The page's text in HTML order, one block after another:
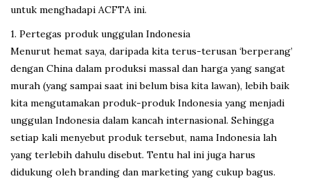
untuk menghadapi ACFTA ini.
1. Pertegas produk unggulan Indonesia
Menurut hemat saya, daripada kita terus-terusan ‘berperang’
dengan China dalam produksi massal dan harga yang sangat
murah (yang sampai saat ini belum bisa kita lawan), lebih baik
kita mengutamakan produk-produk Indonesia yang menjadi
unggulan Indonesia dalam kancah internasional. Sehingga
setiap kali menyebut produk tersebut, nama Indonesia lah
yang terlebih dahulu disebut. Tentu hal ini juga harus
didukung oleh branding dan marketing yang cukup bagus.